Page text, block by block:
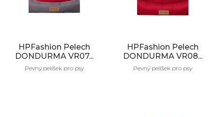
HPFashion Pelech
DONDURMA VR07...
Pevný pelíšek pro psy
HPFashion Pelech
DONDURMA VR08...
Pevný pelíšek pro psy